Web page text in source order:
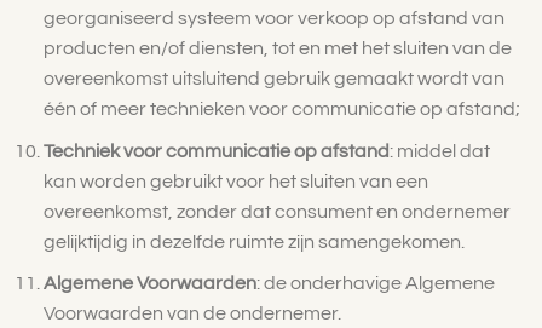
georganiseerd systeem voor verkoop op afstand van
producten en/of diensten, tot en met het sluiten van de
overeenkomst uitsluitend gebruik gemaakt wordt van
één of meer technieken voor communicatie op afstand;
Techniek voor communicatie op afstand: middel dat
kan worden gebruikt voor het sluiten van een
overeenkomst, zonder dat consument en ondernemer
gelijktijdig in dezelfde ruimte zijn samengekomen.
Algemene Voorwaarden: de onderhavige Algemene
Voorwaarden van de ondernemer.